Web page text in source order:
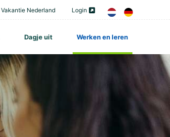
Vakantie Nederland Login
Dagje uit Werken en leren